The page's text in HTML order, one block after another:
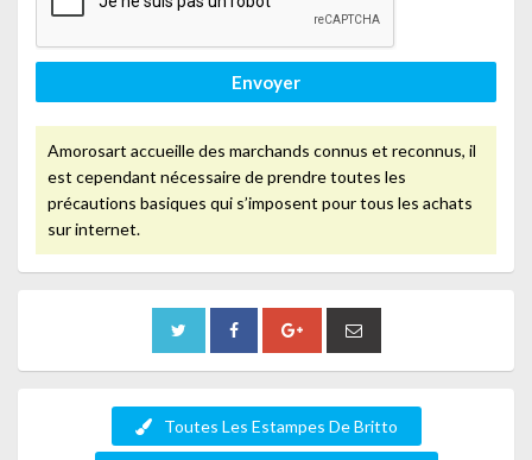
Envoyer
Amorosart accueille des marchands connus et reconnus, il
est cependant nécessaire de prendre toutes les
précautions basiques qui s’imposent pour tous les achats
sur internet.
Toutes Les Estampes De Britto